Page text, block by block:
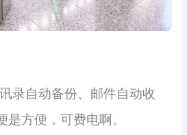
录自动备份、邮件自动收
方便，可费电啊。